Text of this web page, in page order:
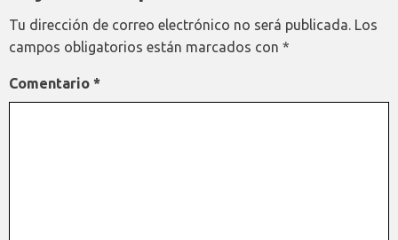
Tu dirección de correo electrónico no será publicada. Los
campos obligatorios están marcados con *
Comentario *